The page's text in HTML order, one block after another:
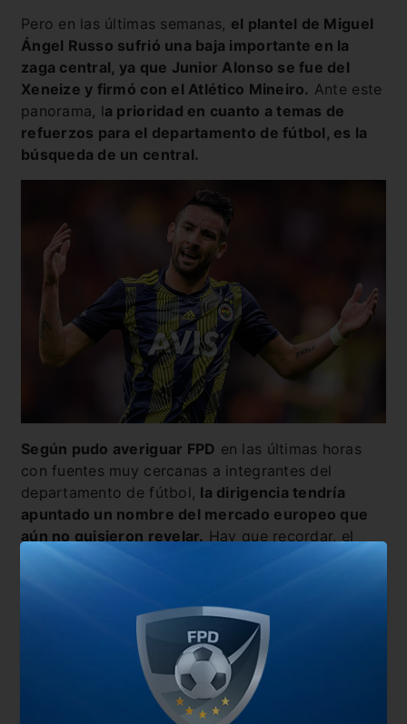
Pero en las últimas semanas, el plantel de Miguel
Ángel Russo sufrió una baja importante en la
zaga central, ya que Junior Alonso se fue del
Xeneize y firmó con el Atlético Mineiro. Ante este
panorama, la prioridad en cuanto a temas de
refuerzos para el departamento de fútbol, es la
búsqueda de un central.
Según pudo averiguar FPD en las últimas horas
con fuentes muy cercanas a integrantes del
departamento de fútbol, la dirigencia tendría
apuntado un nombre del mercado europeo que
aún no quisieron revelar. Hay que recordar, el
fuerte interés que tenía Riquelme por el chileno
Mauricio Isla.